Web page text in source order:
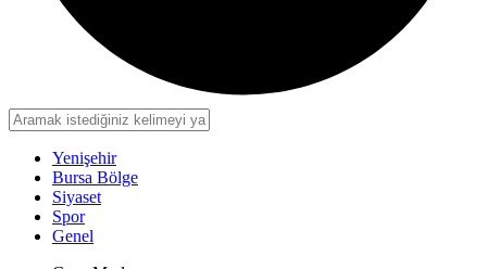
Yenişehir
Bursa Bölge
Siyaset
Spor
Genel